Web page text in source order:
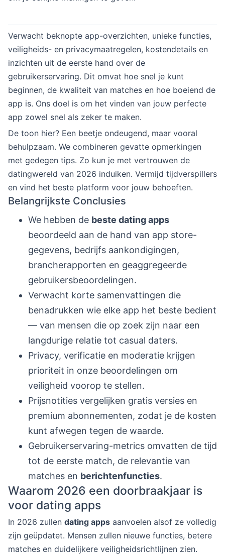
Verwacht beknopte app-overzichten, unieke functies,
veiligheids- en privacymaatregelen, kostendetails en
inzichten uit de eerste hand over de
gebruikerservaring. Dit omvat hoe snel je kunt
beginnen, de kwaliteit van matches en hoe boeiend de
app is. Ons doel is om het vinden van jouw perfecte
app zowel snel als zeker te maken.
De toon hier? Een beetje ondeugend, maar vooral
behulpzaam. We combineren gevatte opmerkingen
met gedegen tips. Zo kun je met vertrouwen de
datingwereld van 2026 induiken. Vermijd tijdverspillers
en vind het beste platform voor jouw behoeften.
Belangrijkste Conclusies
We hebben de beste dating apps
beoordeeld aan de hand van app store-
gegevens, bedrijfs aankondigingen,
brancherapporten en geaggregeerde
gebruikersbeoordelingen.
Verwacht korte samenvattingen die
benadrukken wie elke app het beste bedient
— van mensen die op zoek zijn naar een
langdurige relatie tot casual daters.
Privacy, verificatie en moderatie krijgen
prioriteit in onze beoordelingen om
veiligheid voorop te stellen.
Prijsnotities vergelijken gratis versies en
premium abonnementen, zodat je de kosten
kunt afwegen tegen de waarde.
Gebruikerservaring-metrics omvatten de tijd
tot de eerste match, de relevantie van
matches en berichtenfuncties.
Waarom 2026 een doorbraakjaar is
voor dating apps
In 2026 zullen dating apps aanvoelen alsof ze volledig
zijn geüpdatet. Mensen zullen nieuwe functies, betere
matches en duidelijkere veiligheidsrichtlijnen zien.